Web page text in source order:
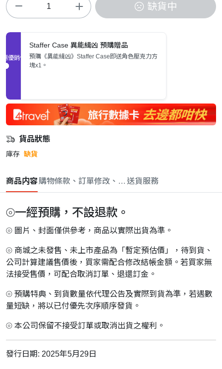
缺貨中
促銷優惠
Staffer Case 異能緝凶 預購贈品
預購《異能緝凶》Staffer Case即送角色壓克力方
塊x1。
貨品狀態
庫存 缺貨
商品内容購物條款、訂單修改、取消與退款政策
送貨服務
⦾一經預購，不設退款。
⦾ 圖片、封面僅供參考，商品以實際出貨為準。
⦾ 商城之未發售、未上市產品為「暫定預估價」，待到貨、
公司計算建議售價後，買家需配合修改結帳金額。若買家無
法接受售價，可配合取消訂單、退還訂金。
⦾ 預購特典、到貨數量依代理公告及實際到貨為準，若遇數
量短缺，將以已付優先次序順序發貨。
⦾ 本公司保留不接受訂單或取消出貨之權利。
發行日期: 2025年5月29日